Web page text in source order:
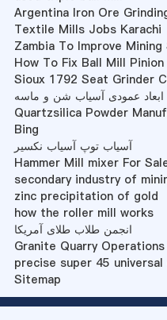
Argentina Iron Ore
Textile Mills Jobs Karachi
Zambia To Improve
How To Fix Ball Mill
Sioux 1792 Seat Grinder
ابعاد عمودی آسیاب شن و ماسه
Quartzsilica Powder
Bing
آسیاب توپ آسیاب نکسیر
Hammer Mill mixer For
secondary industry of
zinc precipitation of gold
how the roller mill works
انجمن طلاب طلای آمریکا
Granite Quarry
precise super 45
Sitemap